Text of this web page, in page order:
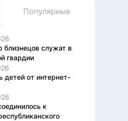
Популярные
близнецов служат в
гвардии
детей от интернет-
к